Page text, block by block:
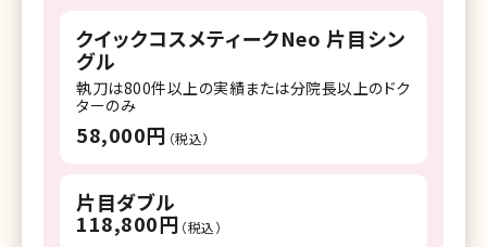
クイックコスメティークNeo 片目シン
グル
執刀は800件以上の実績または分院長以上のドク
ターのみ
58,000円 （税込）
片目ダブル
118,800円 （税込）